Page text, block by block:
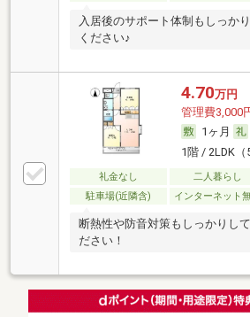
入居後のサポート体制もしっか
ください♪
4.70万円
管理費3,000
1ヶ月
1階 / 2LDK（
礼金なし 二人暮らし
駐車場(近隣含)
インターネット
断熱性や防音対策もしっかりし
ださい！